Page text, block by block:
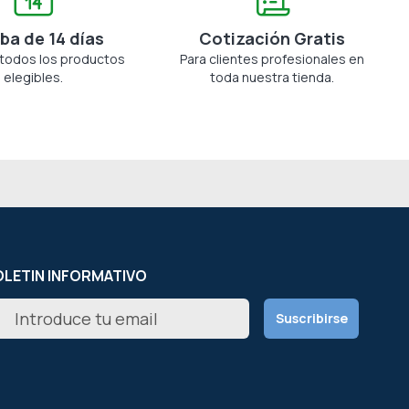
de 14 días
los productos
elegibles.
Cotización Gratis
Para clientes profesionales en
toda nuestra tienda.
INFORMATIVO
Suscribirse